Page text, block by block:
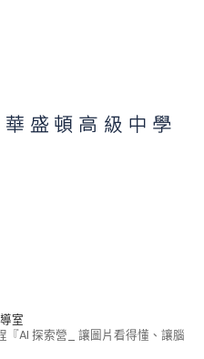
室
AI 探索營_ 讓圖片看得懂、讓腦